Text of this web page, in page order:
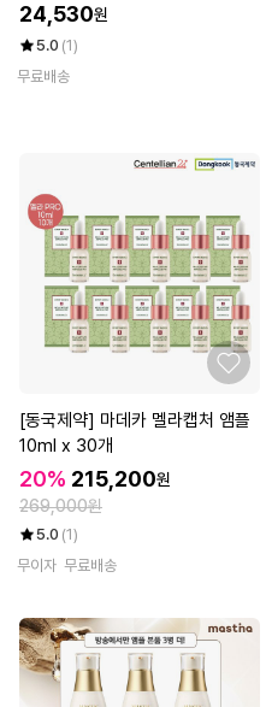
24,530원
5.0 (1)
무료배송
[동국제약] 마데카 멜라캡처 앰플
10ml x 30개
20% 215,200원
269,000원
5.0 (1)
무이자 무료배송